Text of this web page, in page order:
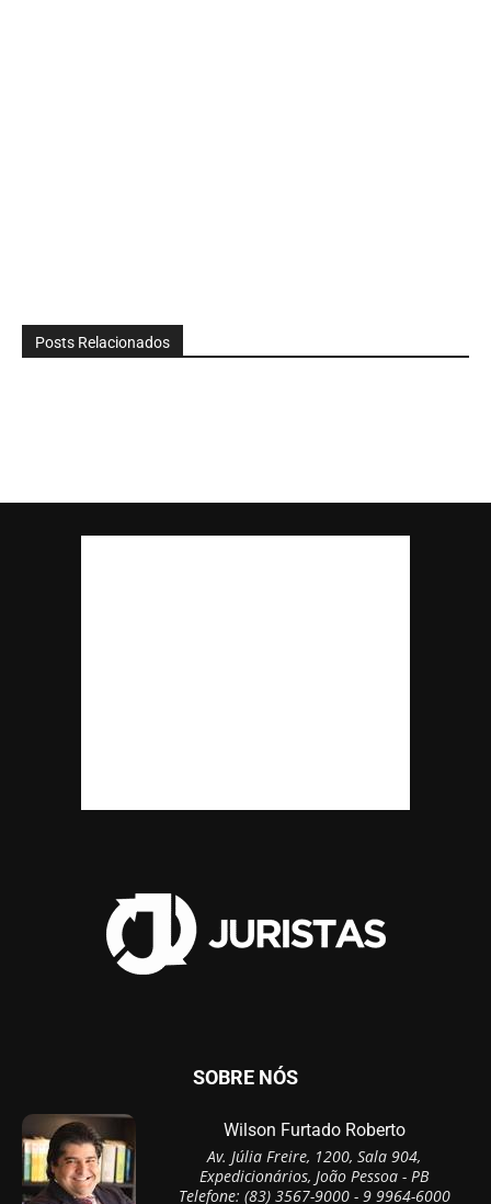
Posts Relacionados
SOBRE NÓS
Wilson Furtado Roberto
Av. Júlia Freire, 1200, Sala 904,
Expedicionários, João Pessoa - PB
Telefone: (83) 3567-9000 - 9 9964-6000